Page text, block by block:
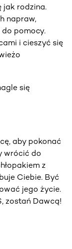
jak rodzina.
napraw,
pomocy.
i cieszyć się
się
aby pokonać
wrócić do
z
Ciebie. Być
jego życie.
zostań Dawcą!